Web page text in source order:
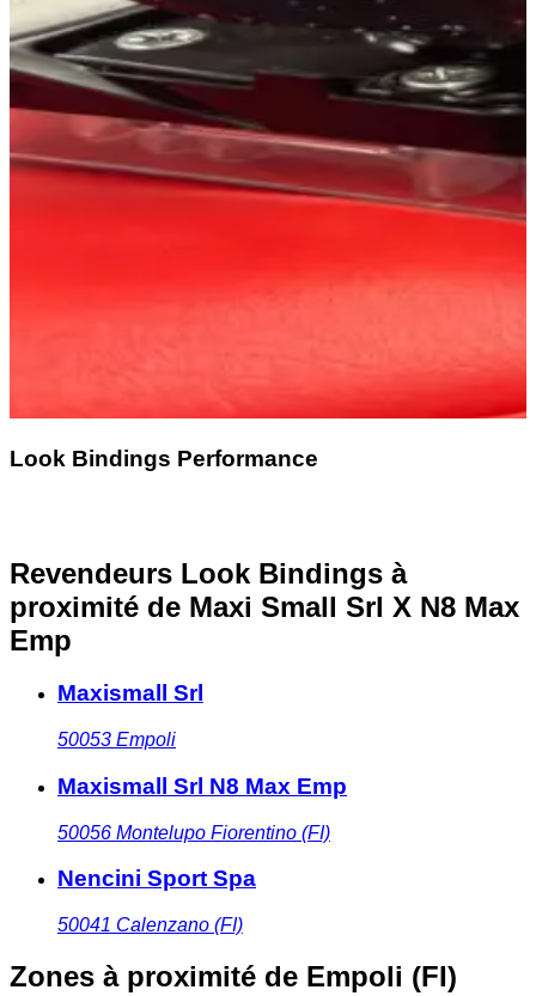
Look Bindings Performance
Revendeurs Look Bindings à
proximité de Maxi Small Srl X N8 Max
Emp
Maxismall Srl
50053 Empoli
Maxismall Srl N8 Max Emp
50056 Montelupo Fiorentino (FI)
Nencini Sport Spa
50041 Calenzano (FI)
Zones à proximité de Empoli (FI)